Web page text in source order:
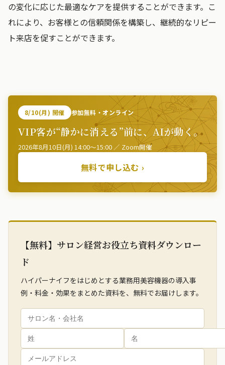
の変化に応じた最適なケアを提供することができます。こ
れにより、お客様との信頼関係を構築し、継続的なリピー
ト来店を促すことができます。
8/10(月) 開催 参加無料・オンライン
VIP客が“静かに消える”前に、AIが動く。
2026年8月10日(月) 14:00〜15:00 ／ Zoom開催
無料で申し込む ›
【無料】サロン経営お役立ち資料ダウンロー
ド
ハイパーナイフをはじめとする業務用美容機器の導入事
例・料金・効果をまとめた資料を、無料でお届けします。